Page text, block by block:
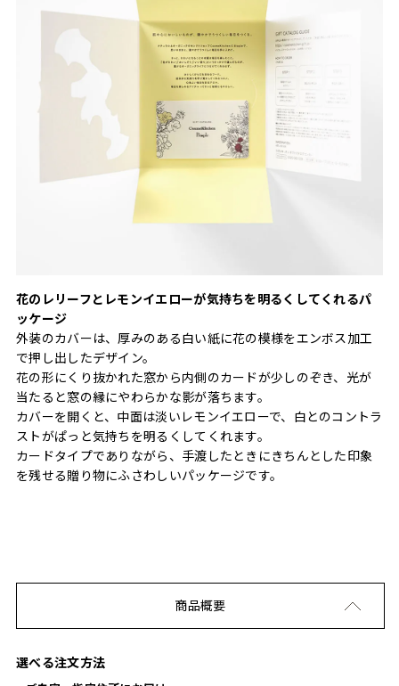
花のレリーフとレモンイエローが気持ちを明るくしてくれるパ
ッケージ
外装のカバーは、厚みのある白い紙に花の模様をエンボス加工
で押し出したデザイン。
花の形にくり抜かれた窓から内側のカードが少しのぞき、光が
当たると窓の縁にやわらかな影が落ちます。
カバーを開くと、中面は淡いレモンイエローで、白とのコントラ
ストがぱっと気持ちを明るくしてくれます。
カードタイプでありながら、手渡したときにきちんとした印象
を残せる贈り物にふさわしいパッケージです。
商品概要
選べる注文方法